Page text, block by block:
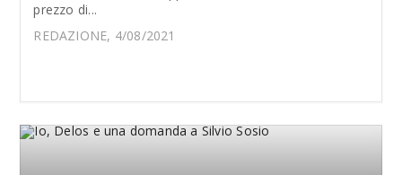
prezzo di...
REDAZIONE, 4/08/2021